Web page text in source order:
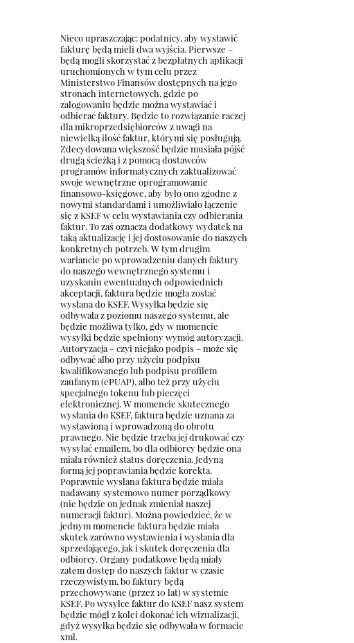
Nieco upraszczając: podatnicy, aby wystawić
fakturę będą mieli dwa wyjścia. Pierwsze –
będą mogli skorzystać z bezpłatnych aplikacji
uruchomionych w tym celu przez
Ministerstwo Finansów dostępnych na jego
stronach internetowych, gdzie po
zalogowaniu będzie można wystawiać i
odbierać faktury. Będzie to rozwiązanie raczej
dla mikroprzedsiębiorców z uwagi na
niewielką ilość faktur, którymi się posługują.
Zdecydowana większość będzie musiała pójść
drugą ścieżką i z pomocą dostawców
programów informatycznych zaktualizować
swoje wewnętrzne oprogramowanie
finansowo-księgowe, aby było ono zgodne z
nowymi standardami i umożliwiało łączenie
się z KSEF w celu wystawiania czy odbierania
faktur. To zaś oznacza dodatkowy wydatek na
taką aktualizację i jej dostosowanie do naszych
konkretnych potrzeb. W tym drugim
wariancie po wprowadzeniu danych faktury
do naszego wewnętrznego systemu i
uzyskaniu ewentualnych odpowiednich
akceptacji, faktura będzie mogła zostać
wysłana do KSEF. Wysyłka będzie się
odbywała z poziomu naszego systemu, ale
będzie możliwa tylko, gdy w momencie
wysyłki będzie spełniony wymóg autoryzacji.
Autoryzacja – czyi niejako podpis – może się
odbywać albo przy użyciu podpisu
kwalifikowanego lub podpisu profilem
zaufanym (ePUAP), albo też przy użyciu
specjalnego tokenu lub pieczęci
elektronicznej. W momencie skutecznego
wysłania do KSEF, faktura będzie uznana za
wystawioną i wprowadzoną do obrotu
prawnego. Nie będzie trzeba jej drukować czy
wysyłać emailem, bo dla odbiorcy będzie ona
miała również status doręczenia. Jedyną
formą jej poprawiania będzie korekta.
Poprawnie wysłana faktura będzie miała
nadawany systemowo numer porządkowy
(nie będzie on jednak zmieniał naszej
numeracji faktur). Można powiedzieć, że w
jednym momencie faktura będzie miała
skutek zarówno wystawienia i wysłania dla
sprzedającego, jak i skutek doręczenia dla
odbiorcy. Organy podatkowe będą miały
zatem dostęp do naszych faktur w czasie
rzeczywistym, bo faktury będą
przechowywane (przez 10 lat) w systemie
KSEF. Po wysyłce faktur do KSEF nasz system
będzie mógł z kolei dokonać ich wizualizacji,
gdyż wysyłka będzie się odbywała w formacie
xml.